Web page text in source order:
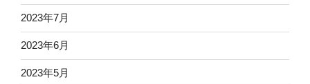
2023年7月
2023年6月
2023年5月